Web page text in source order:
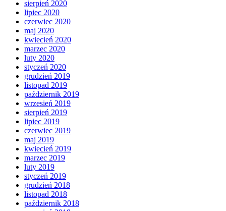
sierpień 2020
lipiec 2020
czerwiec 2020
maj 2020
kwiecień 2020
marzec 2020
luty 2020
styczeń 2020
grudzień 2019
listopad 2019
październik 2019
wrzesień 2019
sierpień 2019
lipiec 2019
czerwiec 2019
maj 2019
kwiecień 2019
marzec 2019
luty 2019
styczeń 2019
grudzień 2018
listopad 2018
październik 2018